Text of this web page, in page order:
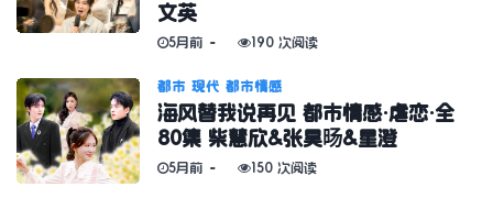
文英
5月前 190 次阅读
都市 现代 都市情感
海风替我说再见 都市情感·虐恋·全
80集 柴慧欣&张昊旸&星澄
5月前 150 次阅读